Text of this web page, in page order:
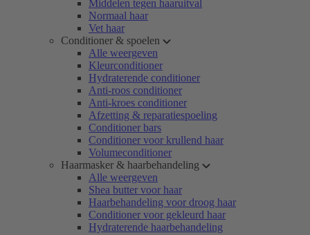
Middelen tegen haaruitval
Normaal haar
Vet haar
Conditioner & spoelen
Alle weergeven
Kleurconditioner
Hydraterende conditioner
Anti-roos conditioner
Anti-kroes conditioner
Afzetting & reparatiespoeling
Conditioner bars
Conditioner voor krullend haar
Volumeconditioner
Haarmasker & haarbehandeling
Alle weergeven
Shea butter voor haar
Haarbehandeling voor droog haar
Conditioner voor gekleurd haar
Hydraterende haarbehandeling